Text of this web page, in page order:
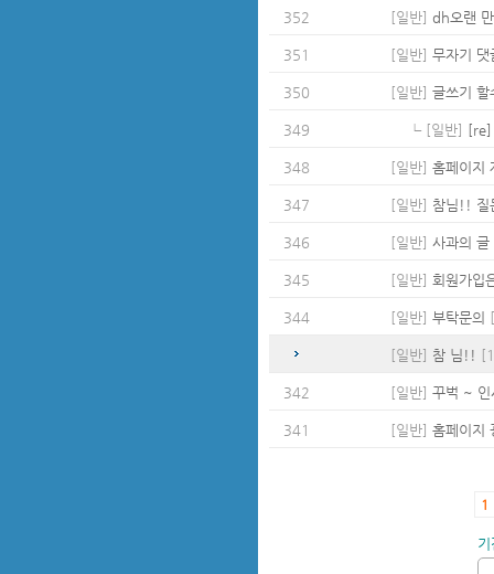
352 [일반] dh오랜
351 [일반] 무자기
350 [일반] 글쓰기 할
349 ┗ [일반] [re]
348 [일반] 홈페이지
347 [일반] 참님!! 질
346 [일반] 사과의 글
345 [일반] 회원가입
344 [일반] 부탁문의
[일반] 참 님!!
342 [일반] 꾸벅 ~ 인
341 [일반] 홈페이지
1